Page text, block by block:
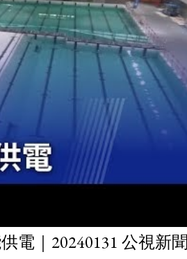
電｜20240131 公視新聞